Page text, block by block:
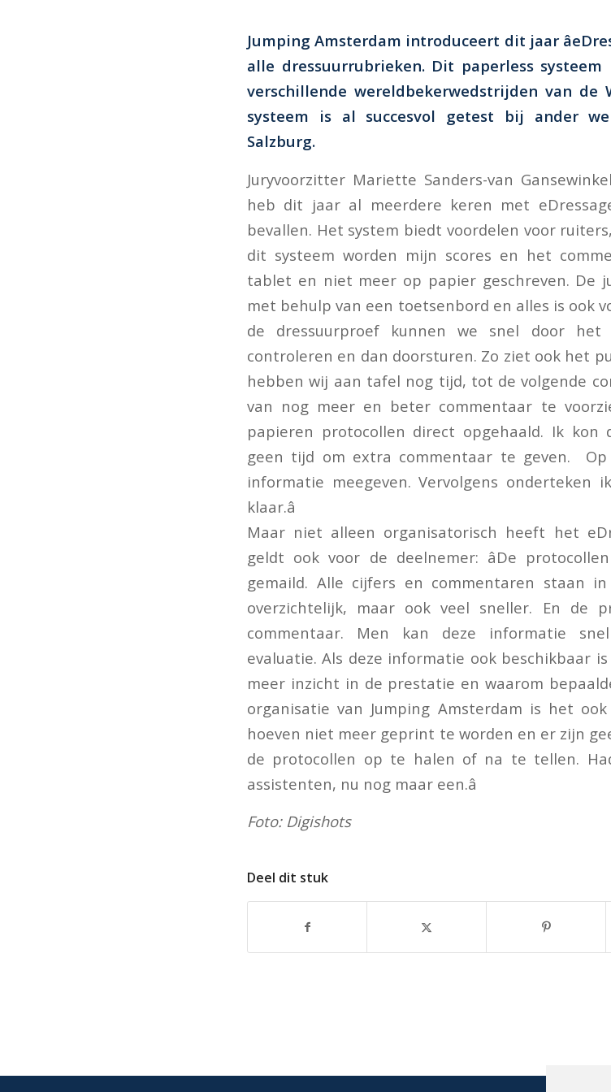
Jumping Amsterdam introduceert dit jaar
alle dressuurrubrieken. Dit paperless
verschillende wereldbekerwedstrijden van de
systeem is al succesvol getest bij ander
Salzburg.
Juryvoorzitter Mariette Sanders-van
heb dit jaar al meerdere keren met
bevallen. Het system biedt voordelen voor
dit systeem worden mijn scores en het
tablet en niet meer op papier geschreven. De
met behulp van een toetsenbord en alles is ook
de dressuurproef kunnen we snel door het
controleren en dan doorsturen. Zo ziet ook het
hebben wij aan tafel nog tijd, tot de volgende
van nog meer en beter commentaar te
papieren protocollen direct opgehaald. Ik
geen tijd om extra commentaar te geven.
informatie meegeven. Vervolgens
klaar.â
Maar niet alleen organisatorisch heeft het
geldt ook voor de deelnemer: âDe
gemaild. Alle cijfers en commentaren staan
overzichtelijk, maar ook veel sneller. En de
commentaar. Men kan deze informatie
evaluatie. Als deze informatie ook beschikbaar
meer inzicht in de prestatie en waarom
organisatie van Jumping Amsterdam is het ook
hoeven niet meer geprint te worden en er zijn
de protocollen op te halen of na te tellen.
assistenten, nu nog maar een.â
Foto: Digishots
Deel dit stuk